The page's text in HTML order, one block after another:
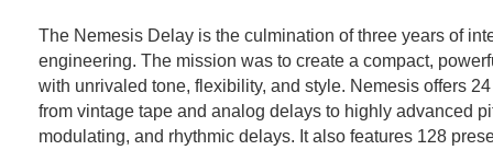
The Nemesis Delay is the culmination of three years of
engineering. The mission was to create a compact,
with unrivaled tone, flexibility, and style. Nemesis offers
from vintage tape and analog delays to highly advanced
modulating, and rhythmic delays. It also features 128